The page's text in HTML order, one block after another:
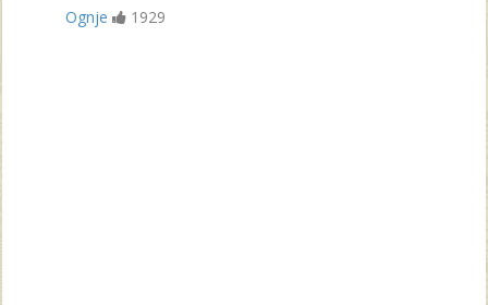
Ognje
1929